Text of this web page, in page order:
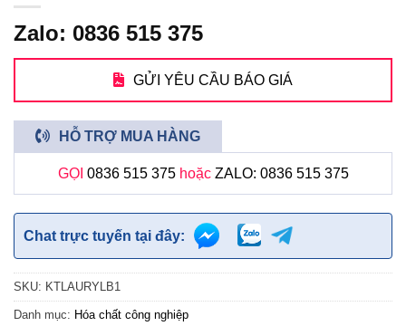
Zalo: 0836 515 375
GỬI YÊU CẦU BÁO GIÁ
HỖ TRỢ MUA HÀNG
GỌI 0836 515 375hoặc ZALO: 0836 515 375
Chat trực tuyến tại đây:
SKU: KTLAURYLB1
Danh mục: Hóa chất công nghiệp